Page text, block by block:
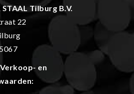
STAAL Tilburg B.V.
22
en